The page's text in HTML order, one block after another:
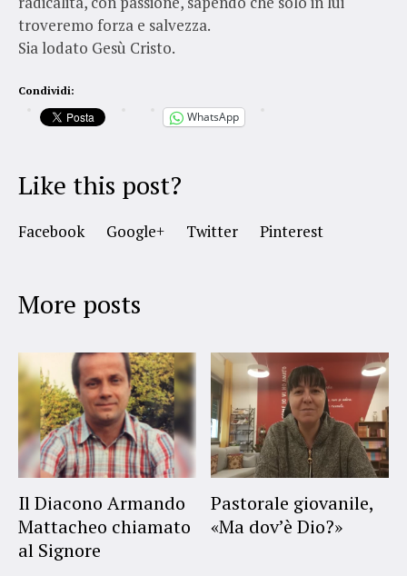
troveremo forza e salvezza.
Sia lodato Gesù Cristo.
Condividi:
WhatsApp
Like this post?
Facebook Google+ Twitter Pinterest
More posts
Il Diacono Armando
Mattacheo chiamato
al Signore
Pastorale giovanile,
«Ma dov’è Dio?»